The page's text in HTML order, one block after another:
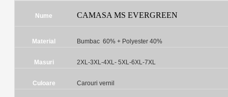
Nume CAMASA MS EVERGREEN
Material Bumbac 60% + Polyester 40%
Masuri 2XL-3XL-4XL- 5XL-6XL-7XL
Culoare Carouri vernil